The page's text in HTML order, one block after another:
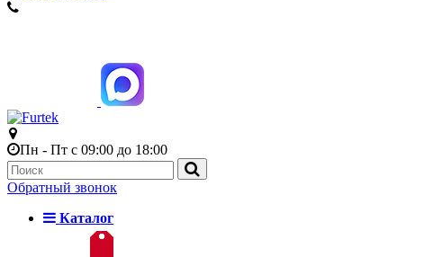
Пн - Пт с 09:00 до 18:00
Обратный звонок
Каталог